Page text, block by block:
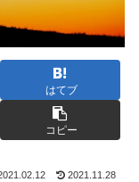
はてブ
コピー
2021.11.28